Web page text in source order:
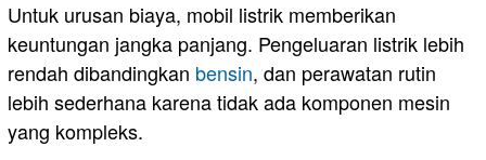
Untuk urusan biaya, mobil listrik memberikan
keuntungan jangka panjang. Pengeluaran listrik lebih
rendah dibandingkan bensin, dan perawatan rutin
lebih sederhana karena tidak ada komponen mesin
yang kompleks.